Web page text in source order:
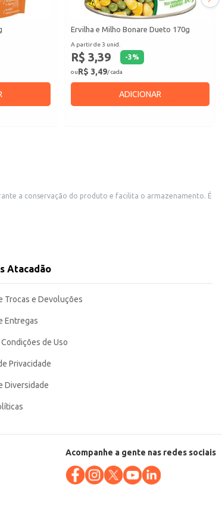
Ervilha e Milho Bonare Dueto 170g
A partir de 3 unid.
R$ 3,39 -3%
ouR$ 3,49/ cada
ADICIONAR
ou para o consumo em família, tornando-se uma escolha
Atacadão
Trocas e Devoluções
Entregas
de Uso
Privacidade
Diversidade
Acompanhe a gente nas redes sociais